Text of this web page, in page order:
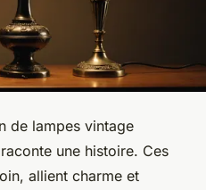
de lampes vintage
une histoire. Ces
allient charme et